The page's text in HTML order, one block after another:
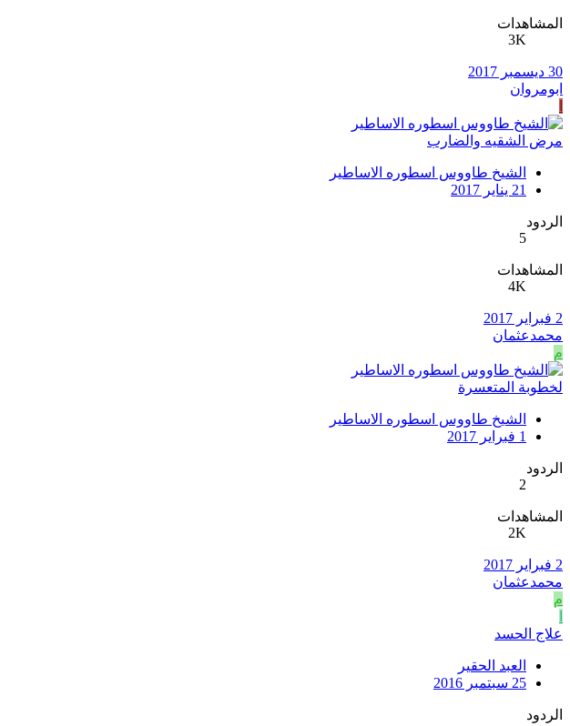
المشاهدات
3K
30 ديسمبر 2017
ابومروان
مرض الشقيه والضارب
الشيخ طاووس اسطوره الاساطير
21 يناير 2017
الردود
5
المشاهدات
4K
2 فبراير 2017
محمدعثمان
م
لخطوبة المتعسرة
الشيخ طاووس اسطوره الاساطير
1 فبراير 2017
الردود
2
المشاهدات
2K
2 فبراير 2017
محمدعثمان
م
علاج الحسد
العبد الحقير
25 سبتمبر 2016
الردود